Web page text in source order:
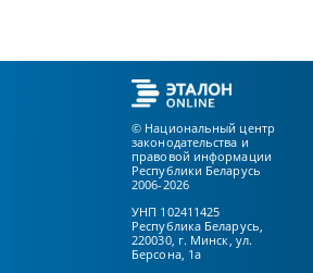
© Национальный центр
законодательства и
правовой информации
Республики Беларусь
2006-2026
УНП 102411425
Республика Беларусь,
220030, г. Минск, ул.
Берсона, 1а